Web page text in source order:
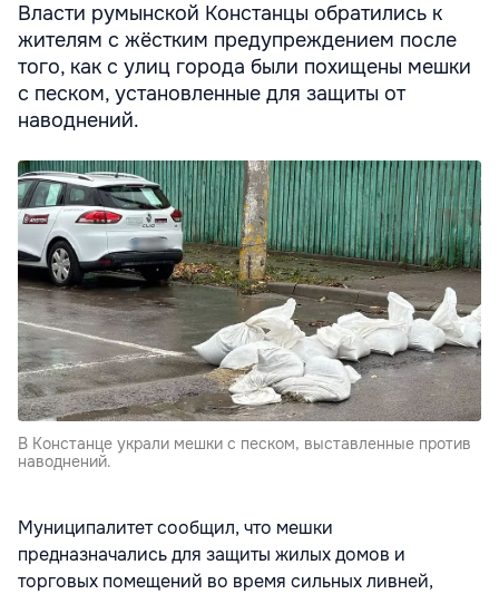
Власти румынской Констанцы обратились к
жителям с жёстким предупреждением после
того, как с улиц города были похищены мешки
с песком, установленные для защиты от
наводнений.
В Констанце украли мешки с песком, выставленные против
наводнений.
Муниципалитет сообщил, что мешки
предназначались для защиты жилых домов и
торговых помещений во время сильных ливней,